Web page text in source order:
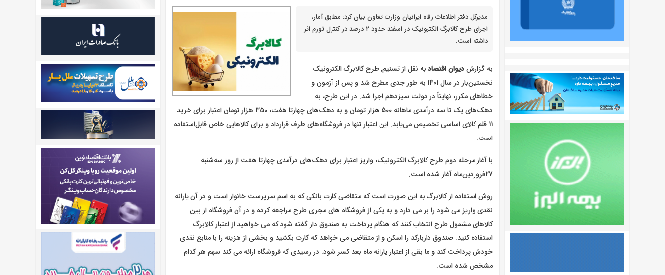
مدیرکل دفتر اطلاعات رفاه ایرانیان وزارت تعاون بیان کرد: مطابق آمار،
اجرای طرح کالابرگ الکترونیک در اسفند حدود ۲ درصد در کنترل تورم اثر
داشته است.
به گزارشدیوان اقتصاد به نقل از تسنیم, طرح کالابرگ الکترونیک
نخستین‌بار در سال 1401 به طور جدی مطرح شد و پس از آزمون و
خطاهای مکرر، نهایتاً در دولت سیزدهم اجرا شد. در این طرح، به
دهک‌های یک تا سه درآمدی ماهانه 500 هزار تومان و به دهک‌های چهارتا هفت، 350 هزار تومان اعتبار برای خرید
11 قلم کالای اساسی تخصیص می‌یابد. این اعتبار تنها در فروشگاه‌های طرف قرارداد و برای کالاهایی خاص قابل‌استفاده
است.
با آغاز مرحله دوم طرح کالابرگ الکترونیک، واریز اعتبار برای دهک‌های درآمدی چهارتا هفت از روز سه‌شنبه
27فروردین‌ماه آغاز شده است.
روش استفاده از کالابرگ به این صورت است که متقاضی کارت بانکی که به اسم سرپرست خانوار است و در آن یارانه
نقدی واریز می شود را بر می دارد و به یکی از فروشگاه های مجری طرح مراجعه کرده و در آن فروشگاه از بین
کالاهای مشمول طرح انتخاب کنند که هنگام پرداخت به صندوق دار گفته شود که می خواهید از اعتبار کالابرگ
استفاده کنید. صندوق داربارکد را اسکن و از متقاضی می خواهد که کارت بکشید و بخشی از هزینه را با منابع نقدی
خودش پرداخت کند و ما بقی از اعتبار یارانه ماه بعد کسر شود. در رسیدی که فروشگاه ارائه می کند سهم هر کدام
مشخص شده است.